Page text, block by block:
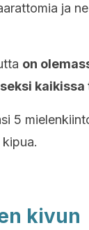
ja
on
kaikissa
5
kivun